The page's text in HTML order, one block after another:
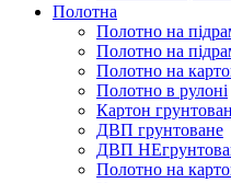
Полотна
Полотно на
Полотно на
Полотно на
Полотно в рулоні
Картон
ДВП грунтоване
ДВП
Полотно на